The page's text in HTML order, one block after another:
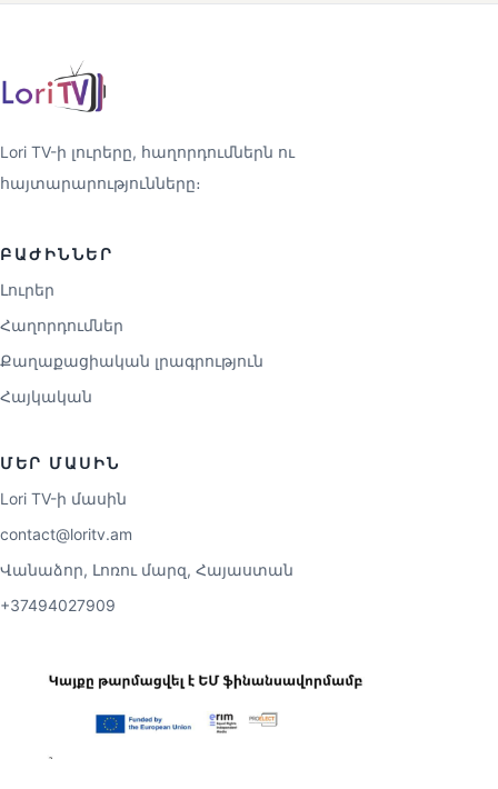
Lori TV-ի լուրերը, հաղորդումներն ու
հայտարարությունները։
ԲԱԺԻՆՆԵՐ
Լուրեր
Հաղորդումներ
Քաղաքացիական լրագրություն
Հայկական
ՄԵՐ ՄԱՍԻՆ
Lori TV-ի մասին
contact@loritv.am
Վանաձոր, Լոռու մարզ, Հայաստան
+37494027909